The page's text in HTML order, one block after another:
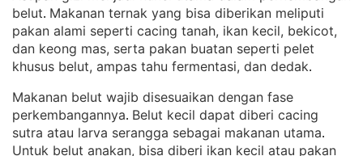
belut. Makanan ternak yang bisa diberikan meliputi
pakan alami seperti cacing tanah, ikan kecil, bekicot,
dan keong mas, serta pakan buatan seperti pelet
khusus belut, ampas tahu fermentasi, dan dedak.
Makanan belut wajib disesuaikan dengan fase
perkembangannya. Belut kecil dapat diberi cacing
sutra atau larva serangga sebagai makanan utama
Untuk belut anakan, bisa diberi ikan kecil atau pakan